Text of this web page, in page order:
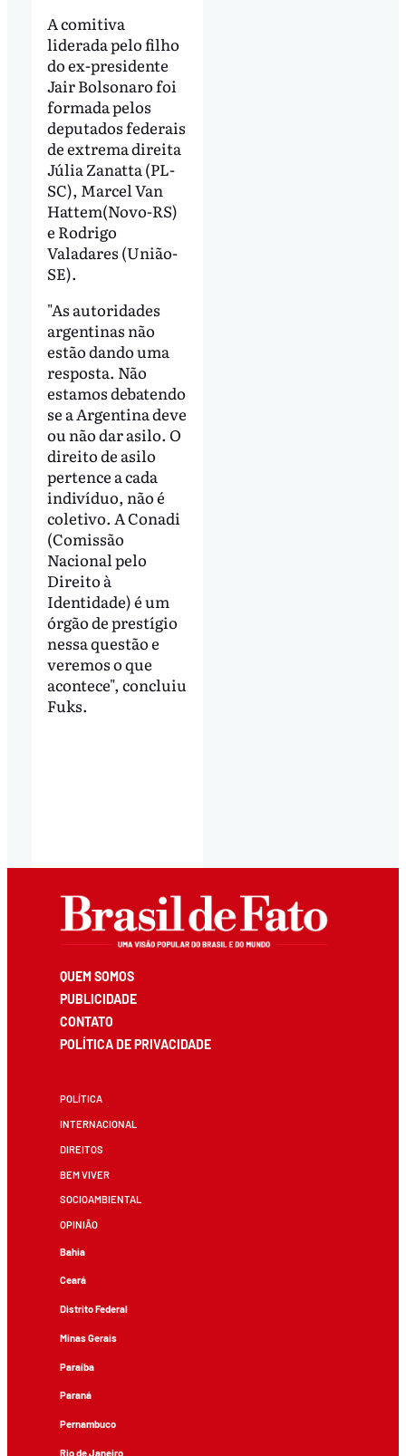
A comitiva
liderada pelo filho
do ex-presidente
Jair Bolsonaro foi
formada pelos
deputados federais
de extrema direita
Júlia Zanatta (PL-
SC), Marcel Van
Hattem(Novo-RS)
e Rodrigo
Valadares (União-
SE).
"As autoridades
argentinas não
estão dando uma
resposta. Não
estamos debatendo
se a Argentina deve
ou não dar asilo. O
direito de asilo
pertence a cada
indivíduo, não é
coletivo. A Conadi
(Comissão
Nacional pelo
Direito à
Identidade) é um
órgão de prestígio
nessa questão e
veremos o que
acontece", concluiu
Fuks.
QUEM SOMOS
PUBLICIDADE
CONTATO
POLÍTICA DE PRIVACIDADE
POLÍTICA
INTERNACIONAL
DIREITOS
BEM VIVER
SOCIOAMBIENTAL
OPINIÃO
Bahia
Ceará
Distrito Federal
Minas Gerais
Paraíba
Paraná
Pernambuco
Rio de Janeiro